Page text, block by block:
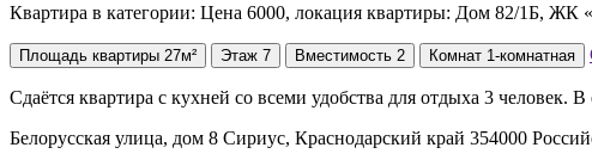
Квартира в категории: Цена 6000, локация квартиры: Дом 82/1Б, ЖК
Площадь квартиры 27м² Этаж 7 Вместимость 2 Комнат 1-комнатная
Сдаётся квартира с кухней со всеми удобства для отдыха 3
Белорусская улица, дом 8 Сириус, Краснодарский край 354000